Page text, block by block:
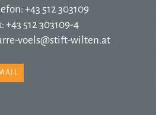
+43 512 303109
+43 512 303109-4
voels@stift-wilten.at